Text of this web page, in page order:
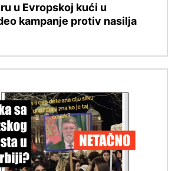
u Evropskoj kući u
kampanje protiv nasilja